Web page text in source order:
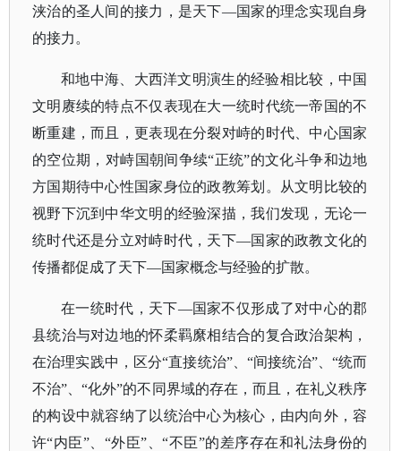
浃治的圣人间的接力，是天下—国家的理念实现自身
的接力。
和地中海、大西洋文明演生的经验相比较，中国
文明赓续的特点不仅表现在大一统时代统一帝国的不
断重建，而且，更表现在分裂对峙的时代、中心国家
的空位期，对峙国朝间争续“正统”的文化斗争和边地
方国期待中心性国家身位的政教筹划。从文明比较的
视野下沉到中华文明的经验深描，我们发现，无论一
统时代还是分立对峙时代，天下—国家的政教文化的
传播都促成了天下—国家概念与经验的扩散。
在一统时代，天下—国家不仅形成了对中心的郡
县统治与对边地的怀柔羁縻相结合的复合政治架构，
在治理实践中，区分“直接统治”、“间接统治”、“统而
不治”、“化外”的不同界域的存在，而且，在礼义秩序
的构设中就容纳了以统治中心为核心，由内向外，容
许“内臣”、“外臣”、“不臣”的差序存在和礼法身份的